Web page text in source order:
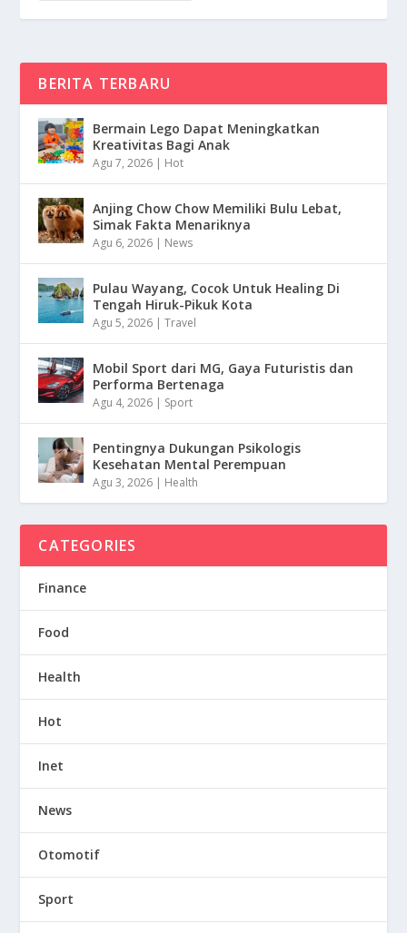
BERITA TERBARU
Bermain Lego Dapat Meningkatkan
Kreativitas Bagi Anak
Agu 7, 2026 | Hot
Anjing Chow Chow Memiliki Bulu Lebat,
Simak Fakta Menariknya
Agu 6, 2026 | News
Pulau Wayang, Cocok Untuk Healing Di
Tengah Hiruk-Pikuk Kota
Agu 5, 2026 |Travel
Mobil Sport dari MG, Gaya Futuristis dan
Performa Bertenaga
Agu 4, 2026 | Sport
Pentingnya Dukungan Psikologis
Kesehatan Mental Perempuan
Agu 3, 2026 | Health
CATEGORIES
Finance
Food
Health
Hot
Inet
News
Otomotif
Sport